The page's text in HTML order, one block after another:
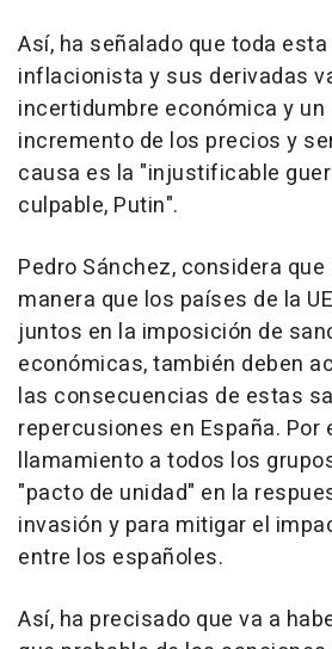
Así, ha señalado que toda
inflacionista y sus derivadas
incertidumbre económica y un
incremento de los precios y
causa es la "injustificable
culpable, Putin".
Pedro Sánchez, considera
manera que los países de la
juntos en la imposición de
económicas, también deben
las consecuencias de estas
repercusiones en España. Por
llamamiento a todos los
"pacto de unidad" en la
invasión y para mitigar el
entre los españoles.
Así, ha precisado que va a